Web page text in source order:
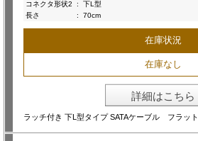
コネクタ形状2
:
下L型
長さ
: 70cm
在庫状況
在庫なし
詳細はこちら
ラッチ付き 下L型タイプ SATAケーブル フラット